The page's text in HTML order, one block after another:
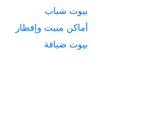
بيوت شباب
أماكن مبيت وإفطار
بيوت ضيافة